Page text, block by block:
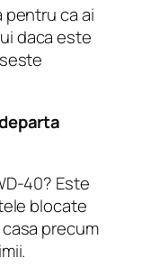
ca ai
daca este
40? Este
blocate
precum